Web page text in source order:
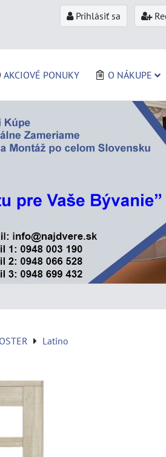
Prihlásiť sa
AKCIOVÉ PONUKY O NÁKUPE
Latino